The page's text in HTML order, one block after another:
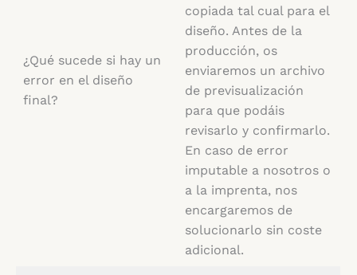
¿Qué sucede si hay un
error en el diseño
final?
copiada tal cual para el
diseño. Antes de la
producción, os
enviaremos un archivo
de previsualización
para que podáis
revisarlo y confirmarlo.
En caso de error
imputable a nosotros o
a la imprenta, nos
encargaremos de
solucionarlo sin coste
adicional.